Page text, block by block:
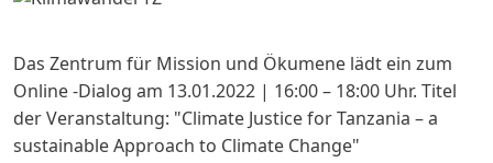
Das Zentrum für Mission und Ökumene lädt ein zum
Online -Dialog am 13.01.2022 | 16:00 – 18:00 Uhr. Titel
der Veranstaltung: "Climate Justice for Tanzania – a
sustainable Approach to Climate Change"